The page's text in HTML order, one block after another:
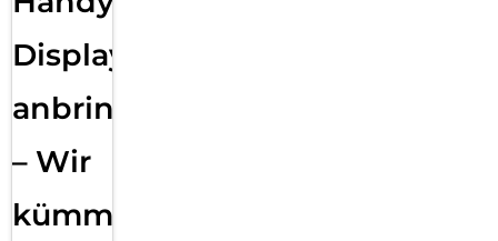
Displayfolie
anbringen
– Wir
kümmern